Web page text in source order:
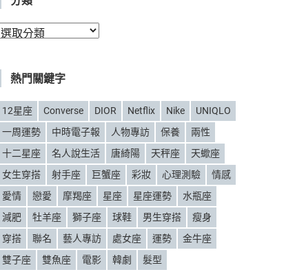
分
熱門關鍵字
12星座 Converse DIOR Netflix Nike
UNIQLO
一周運勢
中時電子報 人物專訪 保養
兩性
十二星座
名人說生活 唐綺陽 天秤座
天蠍座
女生穿搭
射手座 巨蟹座 彩妝 心理測驗
情感
愛情
戀愛 摩羯座 星座 星座運勢
水瓶座
減肥
牡羊座 獅子座 球鞋 男生穿搭
瘦身
穿搭
聯名 藝人專訪 處女座 運勢
金牛座
雙子座
雙魚座 電影 韓劇 髮型